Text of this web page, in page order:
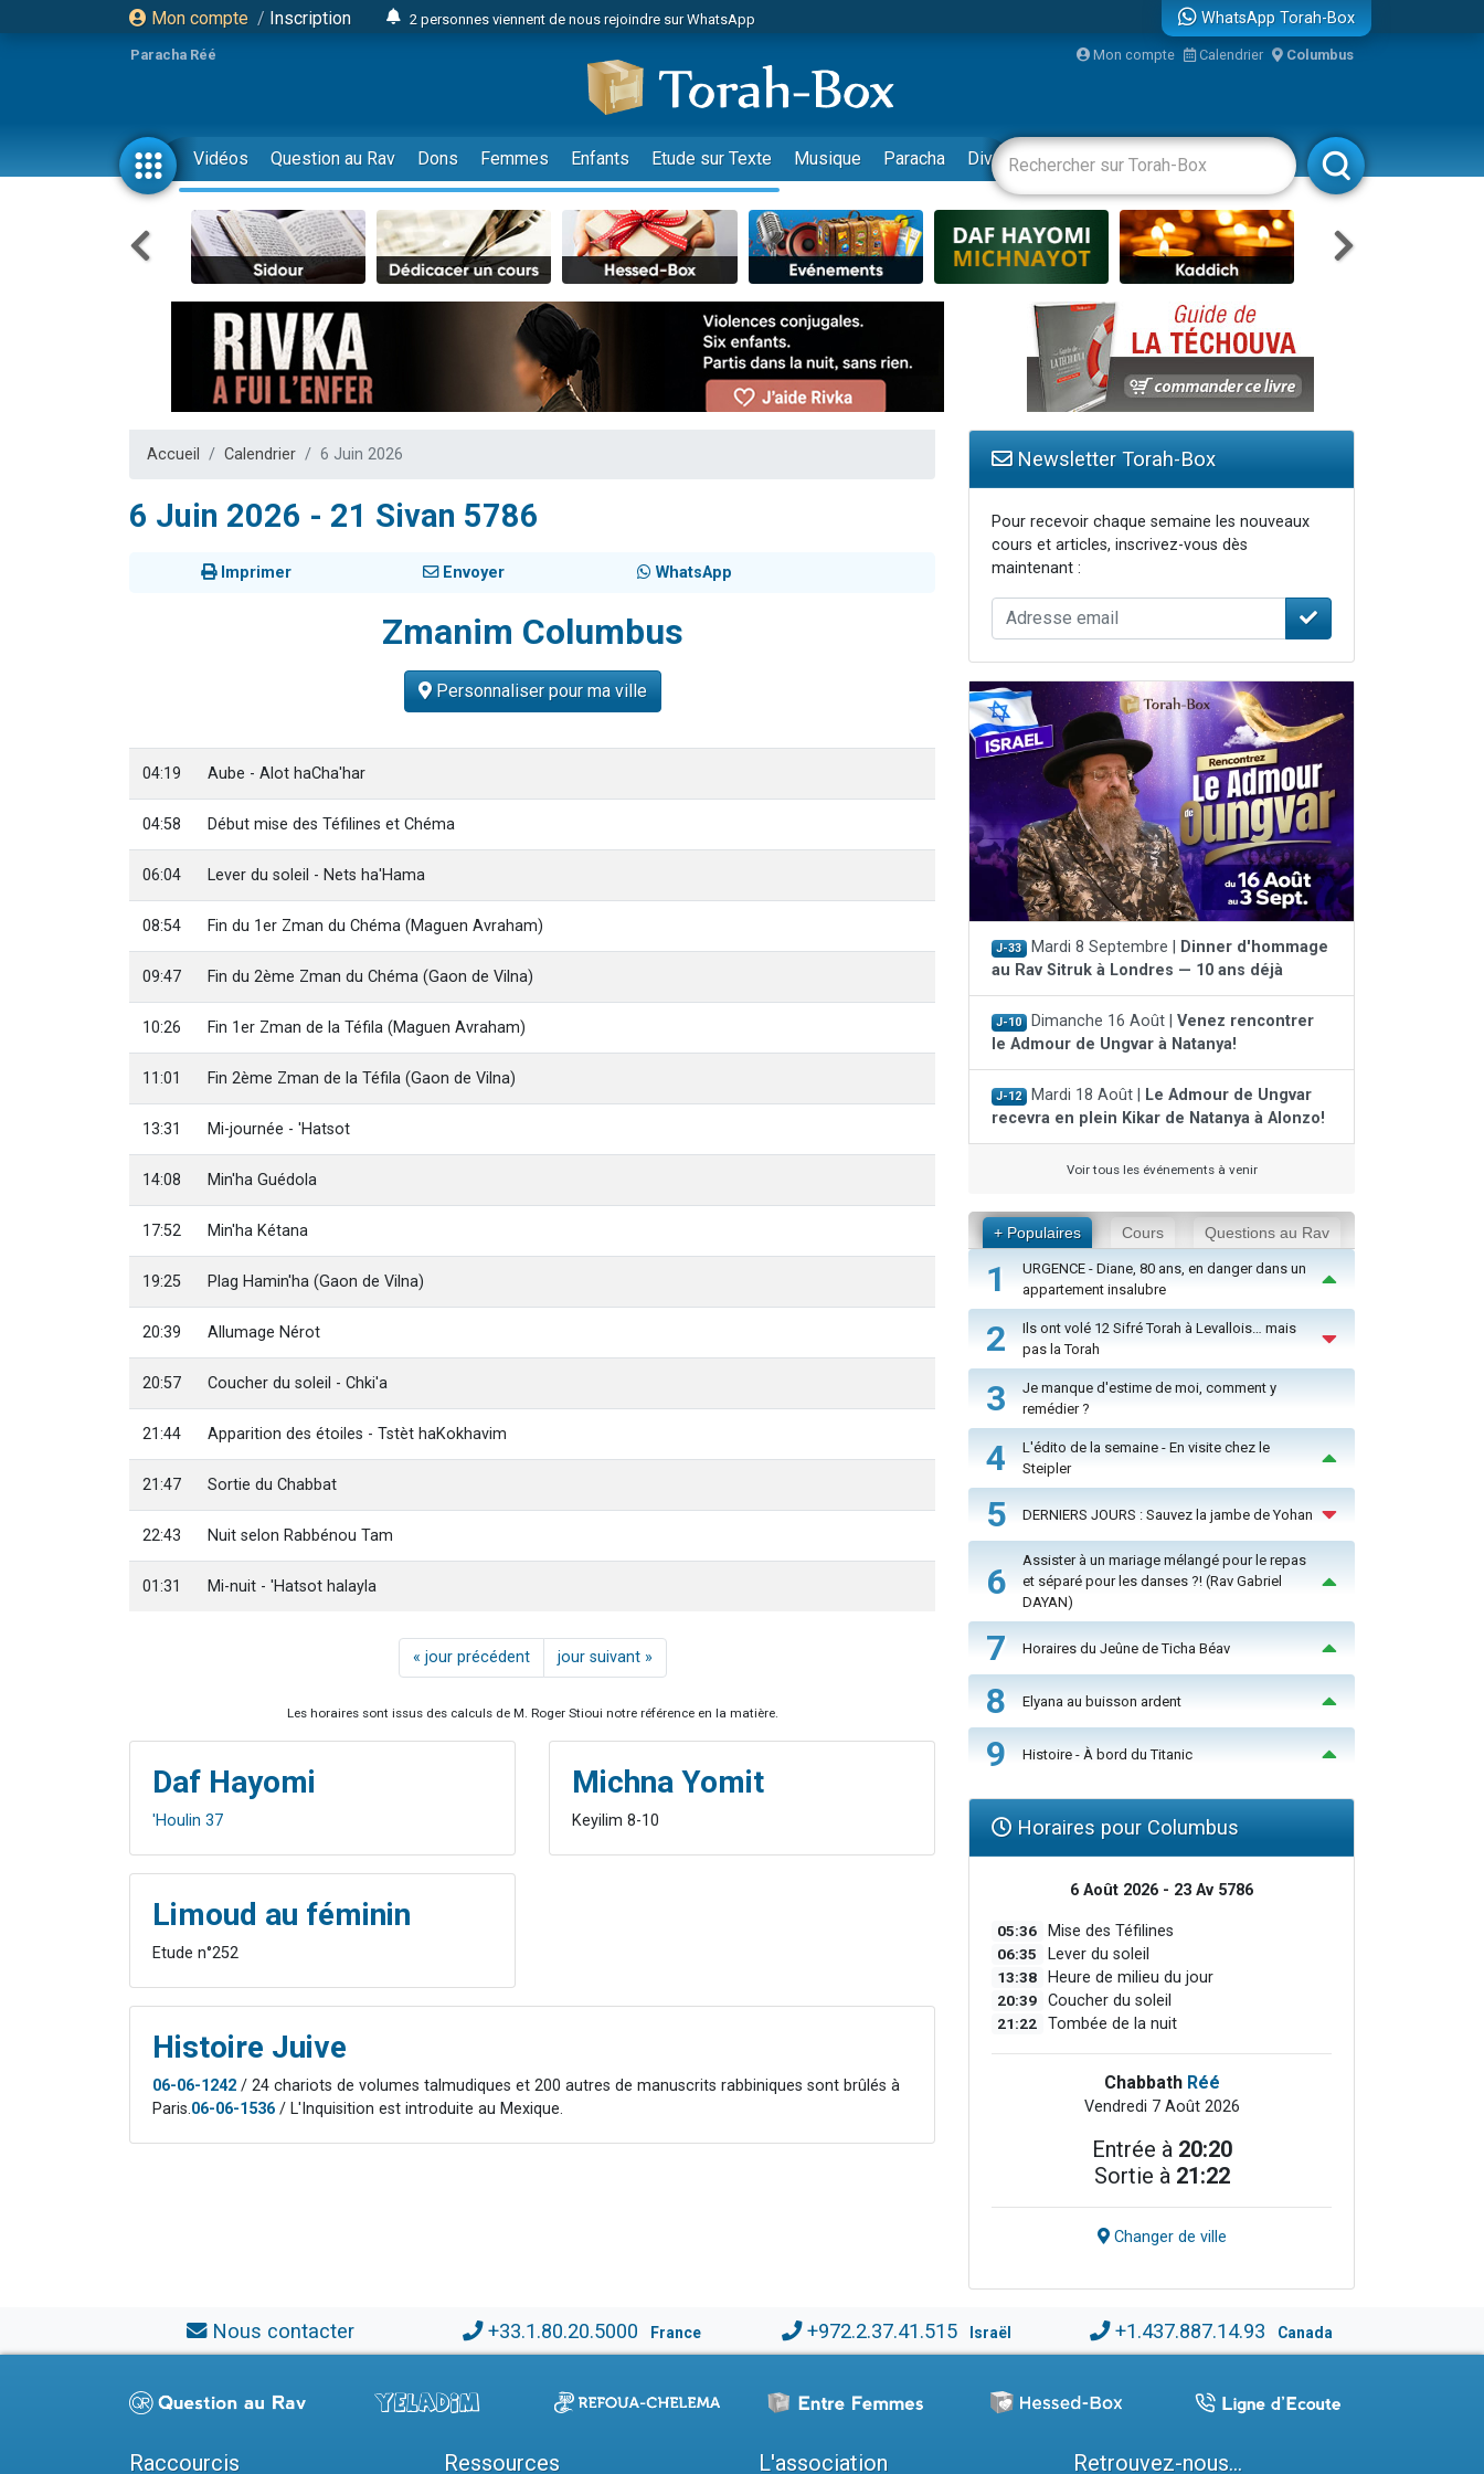
Mon compte / Inscription
2 personnes viennent de nous rejoindre sur WhatsApp
12 nouvelles musiques dans Torah-Box Music
30 personnes viennent de faire un don pour Sauvez la jambe de Yohan
Il reste 49 places pour étudier en groupe sur Zoom
3 personnes viennent de nous rejoindre sur WhatsApp
2 personnes viennent de nous rejoindre sur WhatsApp
3 personnes viennent de nous rejoindre sur WhatsApp
2 nouvelles musiques dans Torah-Box Music
8 personnes viennent de faire un don pour Tsédaka : pauvres d'Israel
Nouvelle émission radio : Visions de grandeur n°104 : Le Chabbath et le Birkat Hamazone à travers le temps
61 personnes viennent de demander une bénédiction
Il reste 49 places pour étudier en groupe sur Zoom
6 personnes viennent de faire un don pour 5 enfants déjà orphelins risquent de perdre leur maman
2 personnes viennent de faire un don pour Reloger Rivka, 6 enfants, victime de violences...
10 personnes viennent de demander une bénédiction
3 personnes viennent de faire un don pour Diane, 80 ans, dans un appartement insalubre
WhatsApp Torah-Box
Paracha Réé Mon compte Calendrier Columbus
Vidéos Question au Rav Dons Femmes Enfants Etude sur Texte Musique Paracha Divertissements Livres Rabbanim
Accueil Calendrier 6 Juin 2026
6 Juin 2026 - 21 Sivan 5786
Imprimer Envoyer WhatsApp
Zmanim Columbus
Personnaliser pour ma ville
04:19 Aube - Alot haCha'har
04:58 Début mise des Téfilines et Chéma
06:04 Lever du soleil - Nets ha'Hama
08:54 Fin du 1er Zman du Chéma (Maguen Avraham)
09:47 Fin du 2ème Zman du Chéma (Gaon de Vilna)
10:26 Fin 1er Zman de la Téfila (Maguen Avraham)
11:01 Fin 2ème Zman de la Téfila (Gaon de Vilna)
13:31 Mi-journée - 'Hatsot
14:08 Min'ha Guédola
17:52 Min'ha Kétana
19:25 Plag Hamin'ha (Gaon de Vilna)
20:39 Allumage Nérot
20:57 Coucher du soleil - Chki'a
21:44 Apparition des étoiles - Tstèt haKokhavim
21:47 Sortie du Chabbat
22:43 Nuit selon Rabbénou Tam
01:31 Mi-nuit - 'Hatsot halayla
« jour précédent jour suivant »
Les horaires sont issus des calculs de M. Roger Stioui notre référence en la matière.
Daf Hayomi
'Houlin 37
Michna Yomit
Keyilim 8-10
Limoud au féminin
Etude n°252
Histoire Juive
06-06-1242 / 24 chariots de volumes talmudiques et 200 autres de manuscrits rabbiniques sont brûlés à
Paris.06-06-1536 / L'Inquisition est introduite au Mexique.
Newsletter Torah-Box
Pour recevoir chaque semaine les nouveaux
cours et articles, inscrivez-vous dès
maintenant :
J-33 Mardi 8 Septembre |
Dinner d'hommage
au Rav Sitruk à Londres — 10 ans déjà
J-10 Dimanche 16 Août | Venez rencontrer
le Admour de Ungvar à Natanya!
J-12 Mardi 18 Août |
Le Admour de Ungvar
recevra en plein Kikar de Natanya à Alonzo!
Voir tous les événements à venir
+ Populaires Cours Questions au Rav
1
URGENCE - Diane, 80 ans, en danger dans un
appartement insalubre
2
Ils ont volé 12 Sifré Torah à Levallois… mais
pas la Torah
3
Je manque d'estime de moi, comment y
remédier ?
4
L'édito de la semaine - En visite chez le
Steipler
5 DERNIERS JOURS : Sauvez la jambe de Yohan
6
Assister à un mariage mélangé pour le repas
et séparé pour les danses ?! (Rav Gabriel
DAYAN)
7 Horaires du Jeûne de Ticha Béav
8 Elyana au buisson ardent
9 Histoire - À bord du Titanic
Horaires pour Columbus
6 Août 2026 - 23 Av 5786
05:36 Mise des Téfilines
06:35 Lever du soleil
13:38 Heure de milieu du jour
20:39 Coucher du soleil
21:22 Tombée de la nuit
Chabbath Réé
Vendredi 7 Août 2026
Entrée à 20:20
Sortie à 21:22
Changer de ville
Nous contacter +33.1.80.20.5000 France +972.2.37.41.515 Israël +1.437.887.14.93 Canada
Raccourcis Ressources L'association Retrouvez-nous...